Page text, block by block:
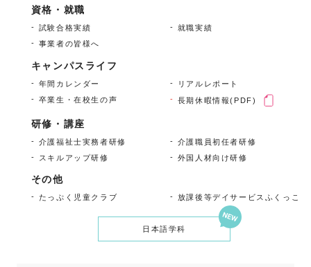
資格・就職
試験合格実績
就職実績
事業者の皆様へ
キャンパスライフ
年間カレンダー
リアルレポート
卒業生・在校生の声
長期休暇情報(PDF)
研修・講座
介護福祉士実務者研修
介護職員初任者研修
スキルアップ研修
外国人材向け研修
その他
日本語学科
たっぷく児童クラブ 放課後等デイサービス ふくっこ